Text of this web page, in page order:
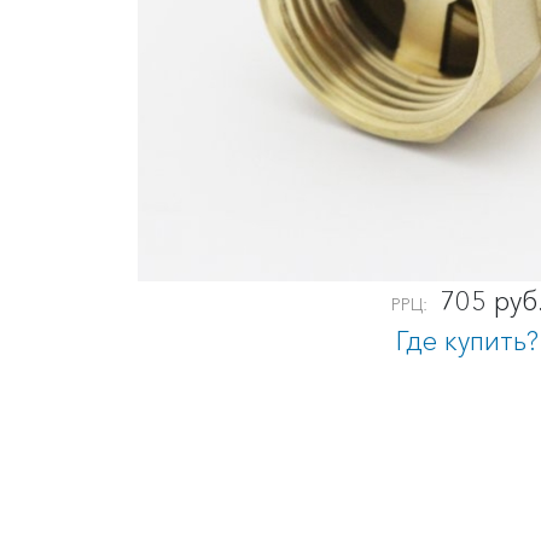
РРЦ:
705
Где купить?